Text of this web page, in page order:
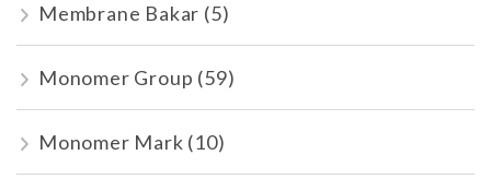
Membrane Bakar (5)
Monomer Group (59)
Monomer Mark (10)